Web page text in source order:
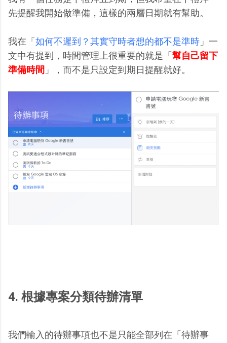
先提醒我開始做準備，這樣的兩層日期就有幫助。
我在「 如何不遲到？其實守時者想的都不是準時 」一
文中有提到，時間管理上很重要的就是「 幫自己留下
準備時間 」，而不是只設定到期日提醒就好。
4. 根據專案分類待辦清單
我們輸入的待辦事項也不是只能全部列在「待辦事